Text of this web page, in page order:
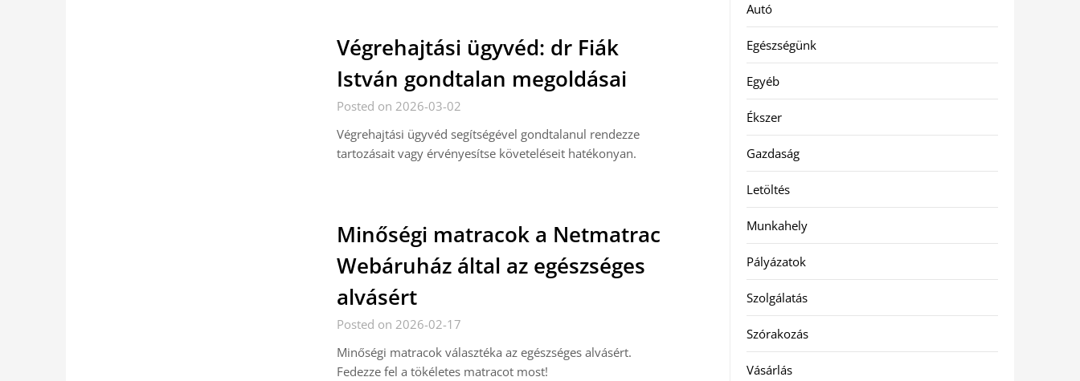
Végrehajtási ügyvéd: dr Fiák
István gondtalan megoldásai
Posted on 2026-03-02
Végrehajtási ügyvéd segítségével gondtalanul rendezze
tartozásait vagy érvényesítse követeléseit hatékonyan.
Minőségi matracok a Netmatrac
Webáruház által az egészséges
alvásért
Posted on 2026-02-17
Minőségi matracok választéka az egészséges alvásért.
Fedezze fel a tökéletes matracot most!
Autó
Egészségünk
Egyéb
Ékszer
Gazdaság
Letöltés
Munkahely
Pályázatok
Szolgálatás
Szórakozás
Vásárlás